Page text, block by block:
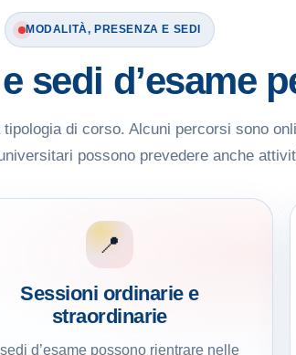
MODALITÀ, PRESENZA E SEDI
sedi d’esame
di corso. Alcuni percorsi sono
possono prevedere anche
📍
Sessioni ordinarie e
straordinarie
d’esame possono rientrare nelle